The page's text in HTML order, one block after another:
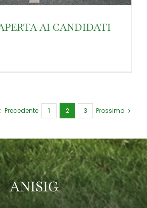
AI CANDIDATI
Precedente 1 2 3 Prossimo
ANISIG